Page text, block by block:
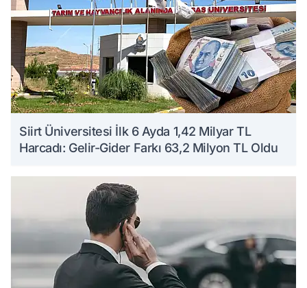
Siirt Üniversitesi İlk 6 Ayda 1,42 Milyar TL
Harcadı: Gelir-Gider Farkı 63,2 Milyon TL Oldu